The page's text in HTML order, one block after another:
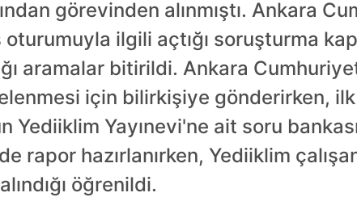
görevinden alınmıştı. Ankara
oturumuyla ilgili açtığı soruşturma
aramalar bitirildi. Ankara
için bilirkişiye gönderirken, ilk
Yediiklim Yayınevi'ne ait soru
rapor hazırlanırken, Yediiklim
öğrenildi.